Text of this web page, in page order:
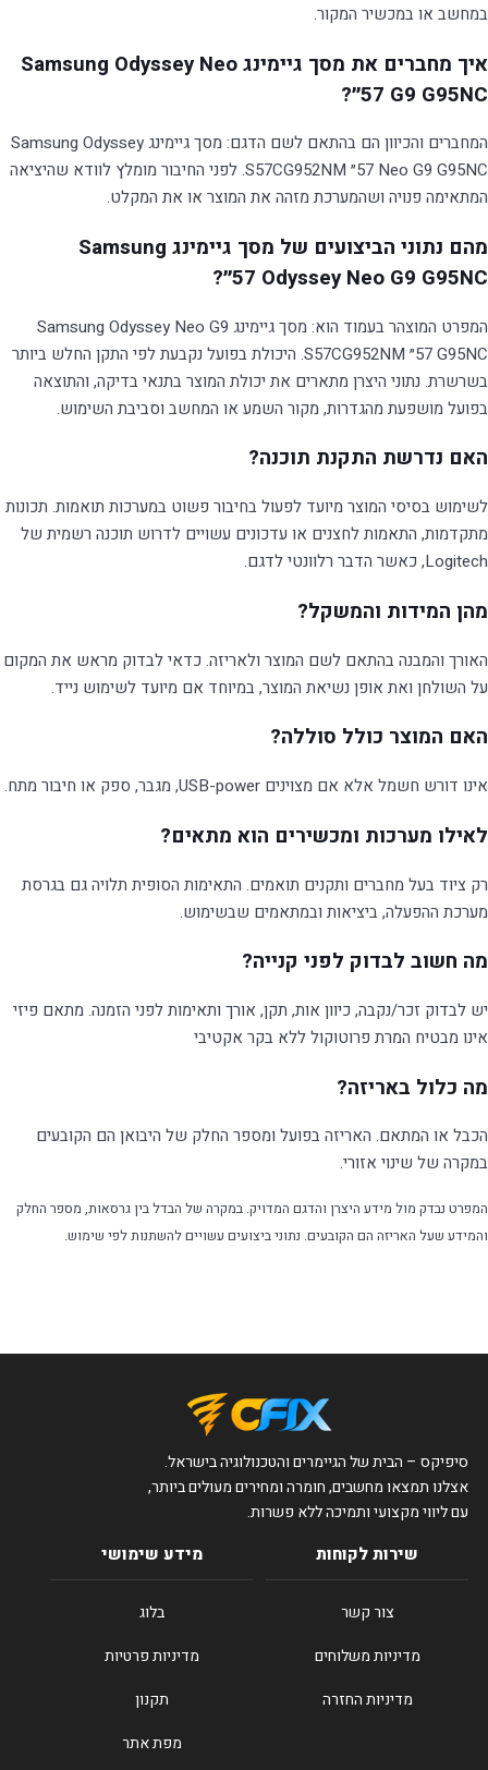
במחשב או במכשיר המקור.
איך מחברים את מסך גיימינג Samsung Odyssey Neo
G9 G95NC ‏57״?
המחברים והכיוון הם בהתאם לשם הדגם: מסך גיימינג Samsung Odyssey
Neo G9 G95NC ‏57״ S57CG952NM. לפני החיבור מומלץ לוודא שהיציאה
המתאימה פנויה ושהמערכת מזהה את המוצר או את המקלט.
מהם נתוני הביצועים של מסך גיימינג Samsung
Odyssey Neo G9 G95NC ‏57״?
המפרט המוצהר בעמוד הוא: מסך גיימינג Samsung Odyssey Neo G9
G95NC ‏57״ S57CG952NM. היכולת בפועל נקבעת לפי התקן החלש ביותר
בשרשרת. נתוני היצרן מתארים את יכולת המוצר בתנאי בדיקה, והתוצאה
בפועל מושפעת מהגדרות, מקור השמע או המחשב וסביבת השימוש.
האם נדרשת התקנת תוכנה?
לשימוש בסיסי המוצר מיועד לפעול בחיבור פשוט במערכות תואמות. תכונות
מתקדמות, התאמות לחצנים או עדכונים עשויים לדרוש תוכנה רשמית של
Logitech, כאשר הדבר רלוונטי לדגם.
מהן המידות והמשקל?
האורך והמבנה בהתאם לשם המוצר ולאריזה. כדאי לבדוק מראש את המקום
על השולחן ואת אופן נשיאת המוצר, במיוחד אם מיועד לשימוש נייד.
האם המוצר כולל סוללה?
אינו דורש חשמל אלא אם מצוינים USB-power, מגבר, ספק או חיבור מתח.
לאילו מערכות ומכשירים הוא מתאים?
רק ציוד בעל מחברים ותקנים תואמים. התאימות הסופית תלויה גם בגרסת
מערכת ההפעלה, ביציאות ובמתאמים שבשימוש.
מה חשוב לבדוק לפני קנייה?
יש לבדוק זכר/נקבה, כיוון אות, תקן, אורך ותאימות לפני הזמנה. מתאם פיזי
אינו מבטיח המרת פרוטוקול ללא בקר אקטיבי
מה כלול באריזה?
הכבל או המתאם. האריזה בפועל ומספר החלק של היבואן הם הקובעים
במקרה של שינוי אזורי.
המפרט נבדק מול מידע היצרן והדגם המדויק. במקרה של הבדל בין גרסאות, מספר החלק
והמידע שעל האריזה הם הקובעים. נתוני ביצועים עשויים להשתנות לפי שימוש.
סיפיקס – הבית של הגיימרים והטכנולוגיה בישראל.
אצלנו תמצאו מחשבים, חומרה ומחירים מעולים ביותר,
עם ליווי מקצועי ותמיכה ללא פשרות.
שירות לקוחות
צור קשר
מדיניות משלוחים
מדיניות החזרה
מידע שימושי
בלוג
מדיניות פרטיות
תקנון
מפת אתר